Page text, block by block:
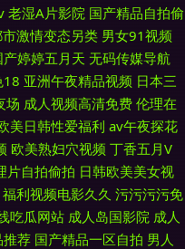
老湿A片影院 国产精品自拍偷
激情变态另类 男女91视频
产婷婷五月天 无码传媒导航
18 亚洲午夜精品视频 日本三
场 成人视频高清免费 伦理在
美日韩性爱福利 av午夜探花
欧美熟妇穴视频 丁香五月V
片自拍偷拍 日韩欧美美女视
福利视频电影久久 污污污污免
吃瓜网站 成人岛国影院 成人
推荐 国产精品一区自拍 男人